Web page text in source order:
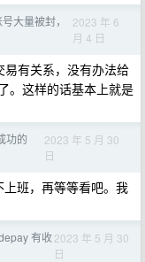
大量被封，
2023 年 6
月 4 日
有关系，没有办法给
。这样的话基本上就是
功的
2023 年 5 月 30
日
班，再等等看吧。我
有收2023 年 5 月 30
日